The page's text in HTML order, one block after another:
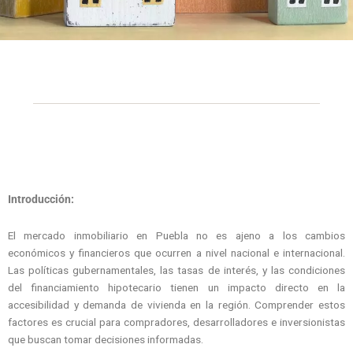
Introducción:
El mercado inmobiliario en Puebla no es ajeno a los cambios
económicos y financieros que ocurren a nivel nacional e internacional.
Las políticas gubernamentales, las tasas de interés, y las condiciones
del financiamiento hipotecario tienen un impacto directo en la
accesibilidad y demanda de vivienda en la región. Comprender estos
factores es crucial para compradores, desarrolladores e inversionistas
que buscan tomar decisiones informadas.